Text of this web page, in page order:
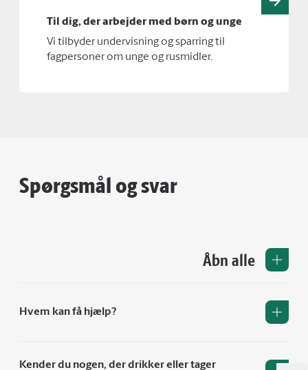
Til dig, der arbejder med børn og unge
Vi tilbyder undervisning og sparring til
fagpersoner om unge og rusmidler.
Spørgsmål og svar
Åbn alle
Hvem kan få hjælp?
Kender du nogen, der drikker eller tager